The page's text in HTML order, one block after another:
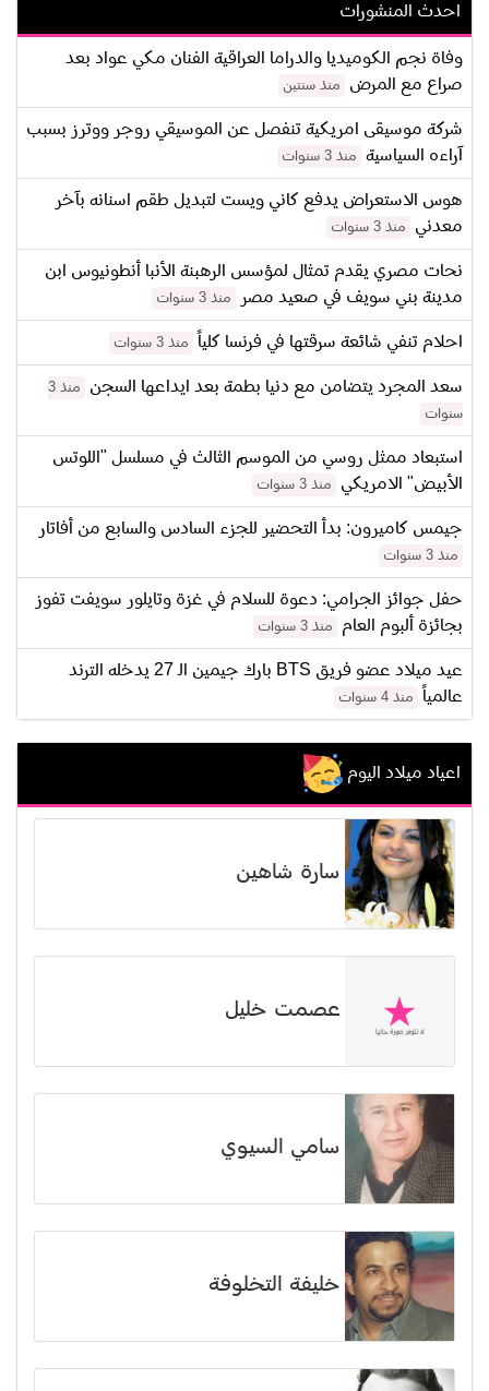
احدث المنشورات
وفاة نجم الكوميديا والدراما العراقية الفنان مكي عواد بعد
صراع مع المرض
منذ سنتين
شركة موسيقى امريكية تنفصل عن الموسيقي روجر ووترز بسبب
آراءه السياسية
منذ 3 سنوات
هوس الاستعراض يدفع كاني ويست لتبديل طقم اسنانه بآخر
معدني
منذ 3 سنوات
نحات مصري يقدم تمثال لمؤسس الرهبنة الأنبا أنطونيوس ابن
مدينة بني سويف في صعيد مصر
منذ 3 سنوات
احلام تنفي شائعة سرقتها في فرنسا كلياً منذ 3 سنوات
سعد المجرد يتضامن مع دنيا بطمة بعد ايداعها السجن
منذ 3
سنوات
استبعاد ممثل روسي من الموسم الثالث في مسلسل "اللوتس
الأبيض" الامريكي
منذ 3 سنوات
جيمس كاميرون: بدأ التحضير للجزء السادس والسابع من أفاتار
منذ 3 سنوات
حفل جوائز الجرامي: دعوة للسلام في غزة وتايلور سويفت تفوز
بجائزة ألبوم العام
منذ 3 سنوات
عيد ميلاد عضو فريق BTS بارك جيمين الـ 27 يدخله الترند
عالمياً
منذ 4 سنوات
اعياد ميلاد اليوم
سارة شاهين
عصمت خليل
سامي السيوي
خليفة التخلوفة